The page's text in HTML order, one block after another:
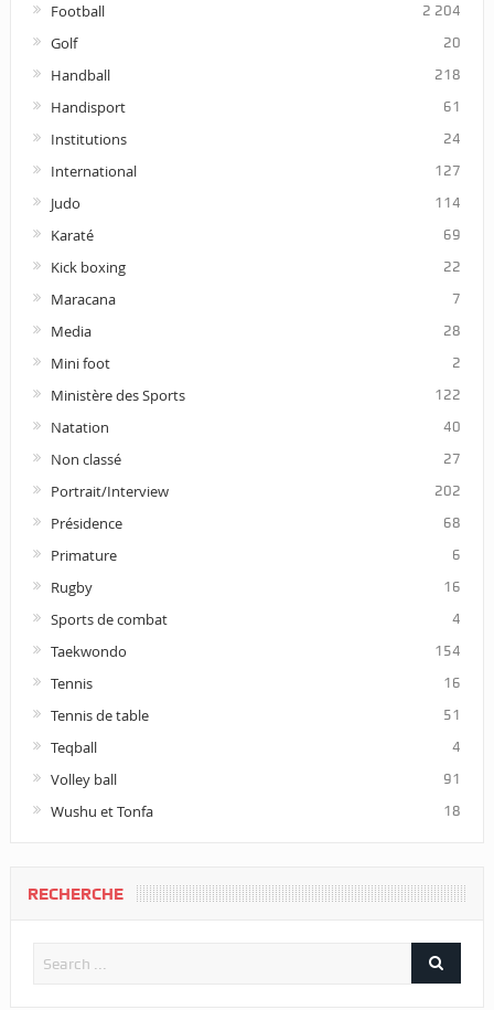
Football 2 204
Golf 20
Handball 218
Handisport 61
Institutions 24
International 127
Judo 114
Karaté 69
Kick boxing 22
Maracana 7
Media 28
Mini foot 2
Ministère des Sports 122
Natation 40
Non classé 27
Portrait/Interview 202
Présidence 68
Primature 6
Rugby 16
Sports de combat 4
Taekwondo 154
Tennis 16
Tennis de table 51
Teqball 4
Volley ball 91
Wushu et Tonfa 18
RECHERCHE